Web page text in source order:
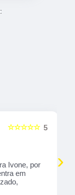
5
☆☆☆☆☆
Ivone, por
em
›